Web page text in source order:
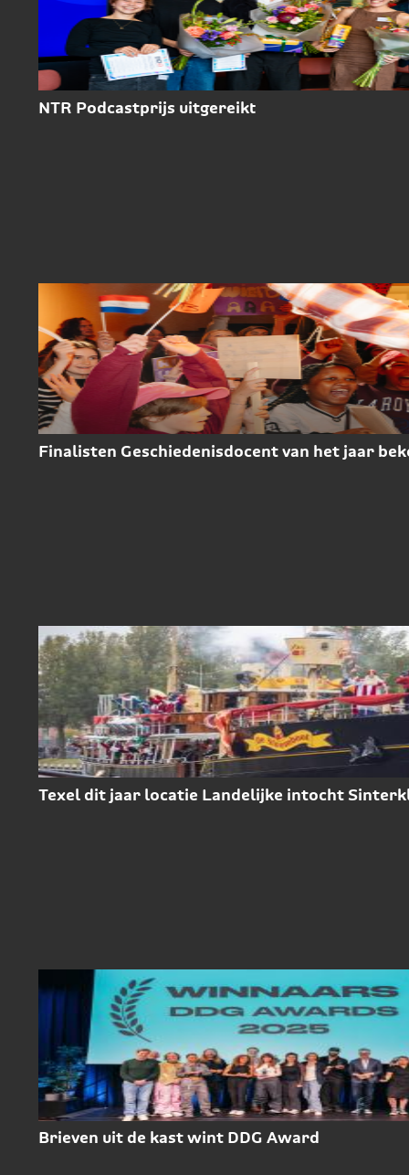
NTR Podcastprijs uitgereikt
Finalisten Geschiedenisdocent van het jaar
Texel dit jaar locatie Landelijke intocht
Brieven uit de kast wint DDG Award